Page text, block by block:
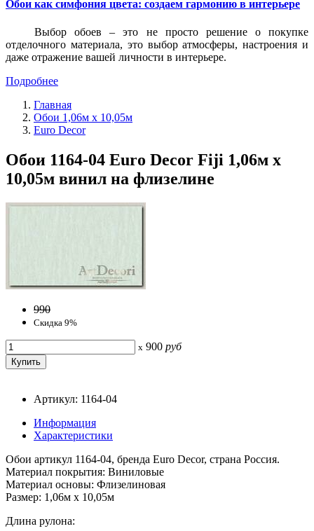
Обои как симфония цвета: создаем гармонию в интерьере
Выбор обоев – это не просто решение о покупке
отделочного материала, это выбор атмосферы, настроения и
даже отражение вашей личности в интерьере.
Подробнее
Главная
Обои 1,06м х 10,05м
Euro Decor
Обои 1164-04 Euro Decor Fiji 1,06м х
10,05м винил на флизелине
990
Скидка 9%
x 900 руб
Артикул: 1164-04
Информация
Характеристики
Обои артикул 1164-04, бренда Euro Decor, страна Россия.
Материал покрытия: Виниловые
Материал основы: Флизелиновая
Размер: 1,06м х 10,05м
Длина рулона: